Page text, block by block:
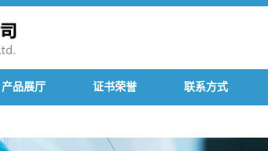
产品展厅 证书荣誉 联系方式